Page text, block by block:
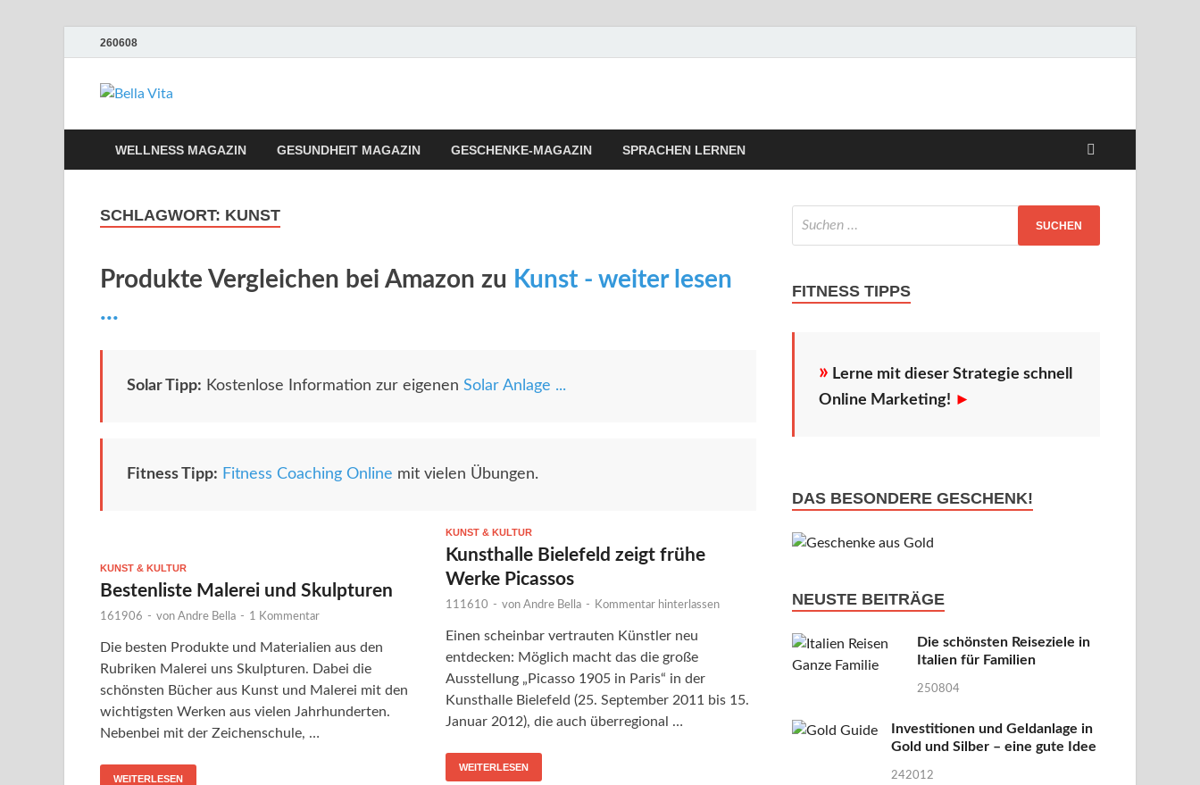
260608
Bella Vita Wellness Fitness Tipps
WELLNESS MAGAZIN GESUNDHEIT MAGAZIN GESCHENKE-MAGAZIN SPRACHEN LERNEN
SCHLAGWORT: KUNST
Produkte Vergleichen bei Amazon zu Kunst - weiter lesen
...
Solar Tipp: Kostenlose Information zur eigenen Solar Anlage ...
Fitness Tipp: Fitness Coaching Online mit vielen Übungen.
KUNST & KULTUR
Bestenliste Malerei und Skulpturen
161906 - von Andre Bella - 1 Kommentar
Die besten Produkte und Materialien aus den
Rubriken Malerei uns Skulpturen. Dabei die
schönsten Bücher aus Kunst und Malerei mit den
wichtigsten Werken aus vielen Jahrhunderten.
Nebenbei mit der Zeichenschule, …
WEITERLESEN
KUNST & KULTUR
Kunsthalle Bielefeld zeigt frühe
Werke Picassos
111610 - von Andre Bella - Kommentar hinterlassen
Einen scheinbar vertrauten Künstler neu
entdecken: Möglich macht das die große
Ausstellung „Picasso 1905 in Paris“ in der
Kunsthalle Bielefeld (25. September 2011 bis 15.
Januar 2012), die auch überregional …
WEITERLESEN
FITNESS TIPPS
» Lerne mit dieser Strategie schnell
Online Marketing! ►
DAS BESONDERE GESCHENK!
NEUSTE BEITRÄGE
Die schönsten Reiseziele in
Italien für Familien
250804
Investitionen und Geldanlage in
Gold und Silber – eine gute Idee
242012